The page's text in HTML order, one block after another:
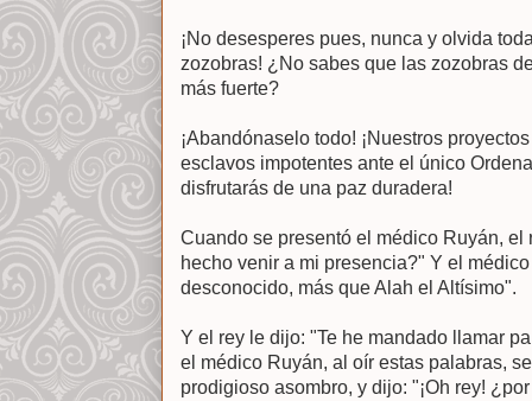
¡No desesperes pues, nunca y olvida
zozobras! ¿No sabes que las zozobras
más fuerte?
¡Abandónaselo todo! ¡Nuestros
esclavos impotentes ante el único
disfrutarás de una paz duradera!
Cuando se presentó el médico Ruyán,
hecho venir a mi presencia?" Y el
desconocido, más que Alah el Altísimo".
Y el rey le dijo: "Te he mandado llamar
el médico Ruyán, al oír estas palabras,
prodigioso asombro, y dijo: "¡Oh rey!